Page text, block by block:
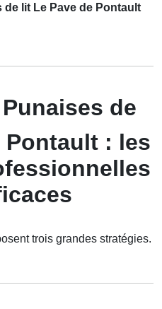
lit Le Pave de Pontault
de
Pontault : les
trois grandes stratégies.